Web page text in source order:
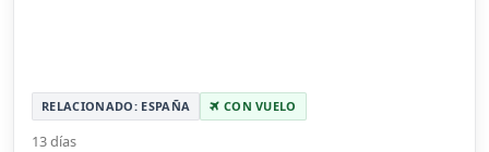
RELACIONADO: ESPAÑA CON VUELO
13 días